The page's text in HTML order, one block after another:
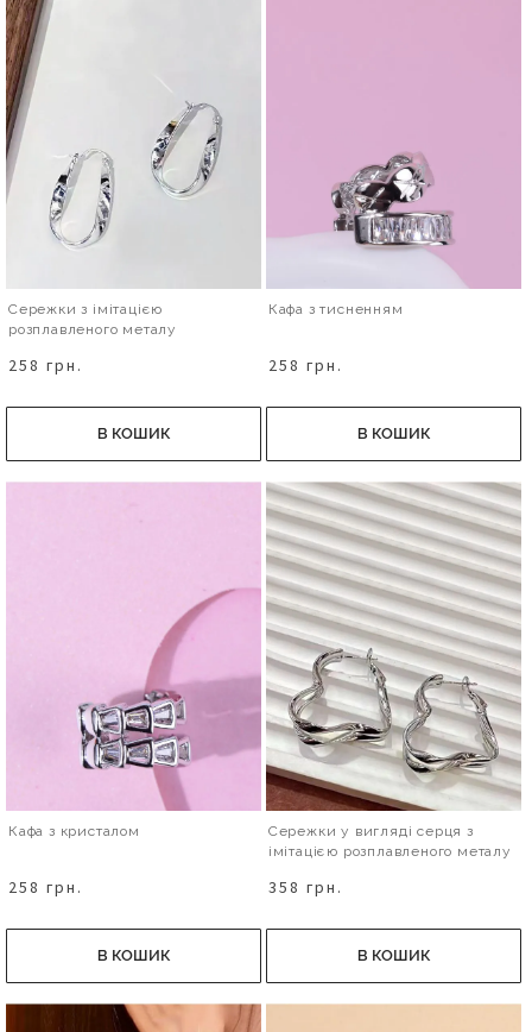
Сережки з імітацією
розплавленого металу
258 грн.
В КОШИК
Кафа з тисненням
258 грн.
В КОШИК
Кафа з кристалом
258 грн.
В КОШИК
Сережки у вигляді серця з
імітацією розплавленого металу
358 грн.
В КОШИК